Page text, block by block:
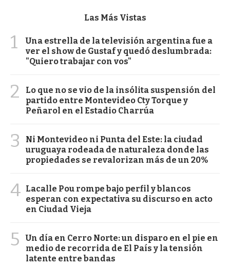
Las Más Vistas
1
Una estrella de la televisión argentina fue a
ver el show de Gustaf y quedó deslumbrada:
"Quiero trabajar con vos"
2
Lo que no se vio de la insólita suspensión del
partido entre Montevideo Cty Torque y
Peñarol en el Estadio Charrúa
3
Ni Montevideo ni Punta del Este: la ciudad
uruguaya rodeada de naturaleza donde las
propiedades se revalorizan más de un 20%
4 Lacalle Pou rompe bajo perfil y blancos
esperan con expectativa su discurso en acto
en Ciudad Vieja
5
Un día en Cerro Norte: un disparo en el pie en
medio de recorrida de El País y la tensión
latente entre bandas